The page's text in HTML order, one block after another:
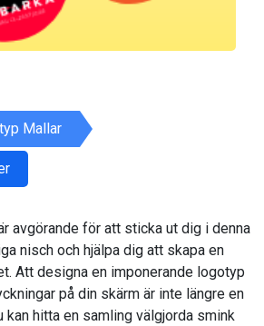
Mallar
avgörande för att sticka ut dig i denna
nisch och hjälpa dig att skapa en
Att designa en imponerande logotyp
på din skärm är inte längre en
kan hitta en samling välgjorda smink